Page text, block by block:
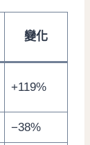
變化
+119%
−38%